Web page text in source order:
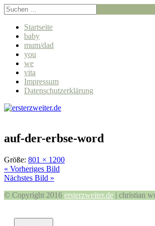
Startseite
baby
mum/dad
you
we
vita
Impressum
Datenschutzerklärung
auf-der-erbse-word
Größe: 801 × 1200
« Vorheriges Bild
Nächstes Bild »
© Copyright 2016 ersterzweiter.de | christian